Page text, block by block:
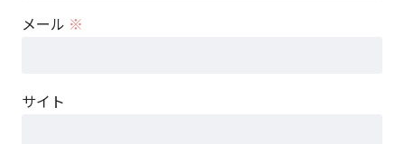
メール ※
サイト